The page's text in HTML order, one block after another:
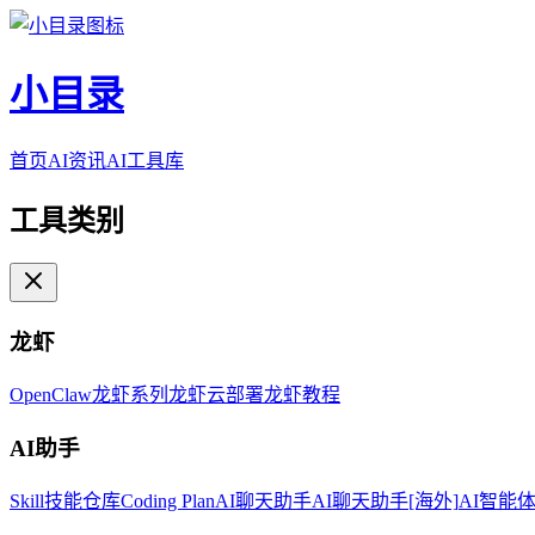
小目录
首页AI资讯AI工具库
工具类别
龙虾
OpenClaw龙虾系列 龙虾云部署龙虾教程
AI助手
Skill技能仓库Coding PlanAI聊天助手AI聊天助手[海外]AI智能体